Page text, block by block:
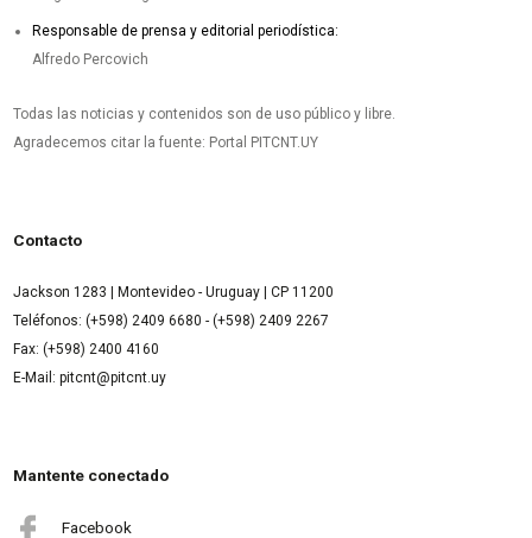
Responsable de prensa y editorial periodística:
Alfredo Percovich
Todas las noticias y contenidos son de uso público y libre.
Agradecemos citar la fuente: Portal PITCNT.UY
Contacto
Jackson 1283 | Montevideo - Uruguay | CP 11200
Teléfonos: (+598) 2409 6680 - (+598) 2409 2267
Fax: (+598) 2400 4160
E-Mail: pitcnt@pitcnt.uy
Mantente conectado
Facebook